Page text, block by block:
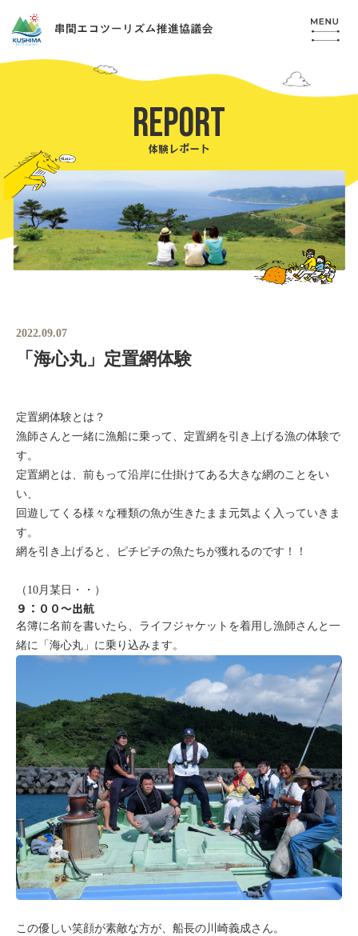
REPORT
体験レポート
2022.09.07
「海心丸」定置網体験
定置網体験とは？
漁師さんと一緒に漁船に乗って、定置網を引き上げる漁の体験で
す。
定置網とは、前もって沿岸に仕掛けてある大きな網のことをい
い、
回遊してくる様々な種類の魚が生きたまま元気よく入っていきま
す。
網を引き上げると、ピチピチの魚たちが獲れるのです！！
（10月某日・・）
９：００～出航
名簿に名前を書いたら、ライフジャケットを着用し漁師さんと一
緒に「海心丸」に乗り込みます。
この優しい笑顔が素敵な方が、船長の川崎義成さん。